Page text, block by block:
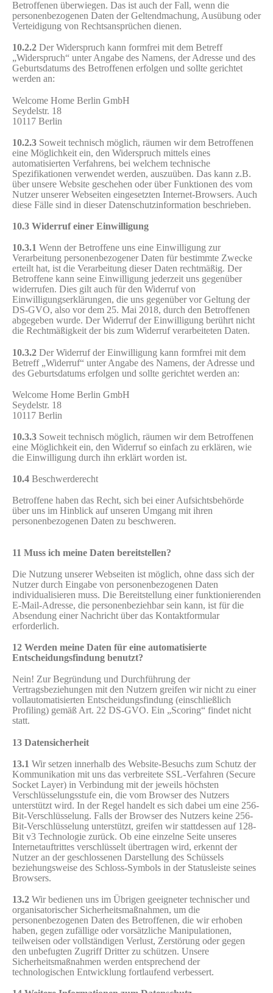
Betroffenen überwiegen. Das ist auch der Fall, wenn die
personenbezogenen Daten der Geltendmachung, Ausübung oder
Verteidigung von Rechtsansprüchen dienen.
10.2.2 Der Widerspruch kann formfrei mit dem Betreff
„Widerspruch“ unter Angabe des Namens, der Adresse und des
Geburtsdatums des Betroffenen erfolgen und sollte gerichtet
werden an:
Welcome Home Berlin GmbH
Seydelstr. 18
10117 Berlin
10.2.3 Soweit technisch möglich, räumen wir dem Betroffenen
eine Möglichkeit ein, den Widerspruch mittels eines
automatisierten Verfahrens, bei welchem technische
Spezifikationen verwendet werden, auszuüben. Das kann z.B.
über unsere Website geschehen oder über Funktionen des vom
Nutzer unserer Webseiten eingesetzten Internet-Browsers. Auch
diese Fälle sind in dieser Datenschutzinformation beschrieben.
10.3 Widerruf einer Einwilligung
10.3.1 Wenn der Betroffene uns eine Einwilligung zur
Verarbeitung personenbezogener Daten für bestimmte Zwecke
erteilt hat, ist die Verarbeitung dieser Daten rechtmäßig. Der
Betroffene kann seine Einwilligung jederzeit uns gegenüber
widerrufen. Dies gilt auch für den Widerruf von
Einwilligungserklärungen, die uns gegenüber vor Geltung der
DS-GVO, also vor dem 25. Mai 2018, durch den Betroffenen
abgegeben wurde. Der Widerruf der Einwilligung berührt nicht
die Rechtmäßigkeit der bis zum Widerruf verarbeiteten Daten.
10.3.2 Der Widerruf der Einwilligung kann formfrei mit dem
Betreff „Widerruf“ unter Angabe des Namens, der Adresse und
des Geburtsdatums erfolgen und sollte gerichtet werden an:
Welcome Home Berlin GmbH
Seydelstr. 18
10117 Berlin
10.3.3 Soweit technisch möglich, räumen wir dem Betroffenen
eine Möglichkeit ein, den Widerruf so einfach zu erklären, wie
die Einwilligung durch ihn erklärt worden ist.
10.4 Beschwerderecht
Betroffene haben das Recht, sich bei einer Aufsichtsbehörde
über uns im Hinblick auf unseren Umgang mit ihren
personenbezogenen Daten zu beschweren.
11 Muss ich meine Daten bereitstellen?
Die Nutzung unserer Webseiten ist möglich, ohne dass sich der
Nutzer durch Eingabe von personenbezogenen Daten
individualisieren muss. Die Bereitstellung einer funktionierenden
E-Mail-Adresse, die personenbeziehbar sein kann, ist für die
Absendung einer Nachricht über das Kontaktformular
erforderlich.
12 Werden meine Daten für eine automatisierte
Entscheidungsfindung benutzt?
Nein! Zur Begründung und Durchführung der
Vertragsbeziehungen mit den Nutzern greifen wir nicht zu einer
vollautomatisierten Entscheidungsfindung (einschließlich
Profiling) gemäß Art. 22 DS-GVO. Ein „Scoring“ findet nicht
statt.
13 Datensicherheit
13.1 Wir setzen innerhalb des Website-Besuchs zum Schutz der
Kommunikation mit uns das verbreitete SSL-Verfahren (Secure
Socket Layer) in Verbindung mit der jeweils höchsten
Verschlüsselungsstufe ein, die vom Browser des Nutzers
unterstützt wird. In der Regel handelt es sich dabei um eine 256-
Bit-Verschlüsselung. Falls der Browser des Nutzers keine 256-
Bit-Verschlüsselung unterstützt, greifen wir stattdessen auf 128-
Bit v3 Technologie zurück. Ob eine einzelne Seite unseres
Internetauftrittes verschlüsselt übertragen wird, erkennt der
Nutzer an der geschlossenen Darstellung des Schüssels
beziehungsweise des Schloss-Symbols in der Statusleiste seines
Browsers.
13.2 Wir bedienen uns im Übrigen geeigneter technischer und
organisatorischer Sicherheitsmaßnahmen, um die
personenbezogenen Daten des Betroffenen, die wir erhoben
haben, gegen zufällige oder vorsätzliche Manipulationen,
teilweisen oder vollständigen Verlust, Zerstörung oder gegen
den unbefugten Zugriff Dritter zu schützen. Unsere
Sicherheitsmaßnahmen werden entsprechend der
technologischen Entwicklung fortlaufend verbessert.